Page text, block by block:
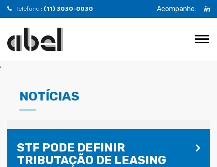
,
Telefone.: (11) 3030-0030 Acompanhe:
NOTÍCIAS
STF PODE DEFINIR
TRIBUTAÇÃO DE LEASING